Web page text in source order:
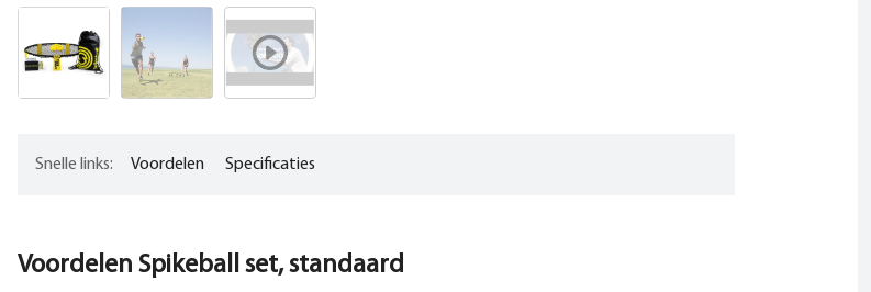
Snelle links: Voordelen Specificaties
Voordelen Spikeball set, standaard